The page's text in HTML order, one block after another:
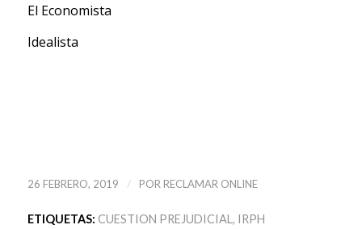
El Economista
Idealista
26 FEBRERO, 2019 / POR RECLAMAR ONLINE
ETIQUETAS: CUESTION PREJUDICIAL, IRPH